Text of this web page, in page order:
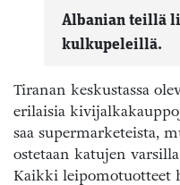
Albanian teillä
kulkupeleillä.
Tiranan keskustassa
erilaisia
saa supermarketeista,
ostetaan katujen
Kaikki leipomotuotteet